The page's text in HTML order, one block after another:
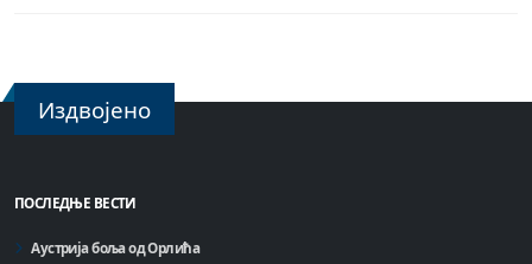
Издвојено
ПОСЛЕДЊЕ ВЕСТИ
Аустрија боља од Орлића